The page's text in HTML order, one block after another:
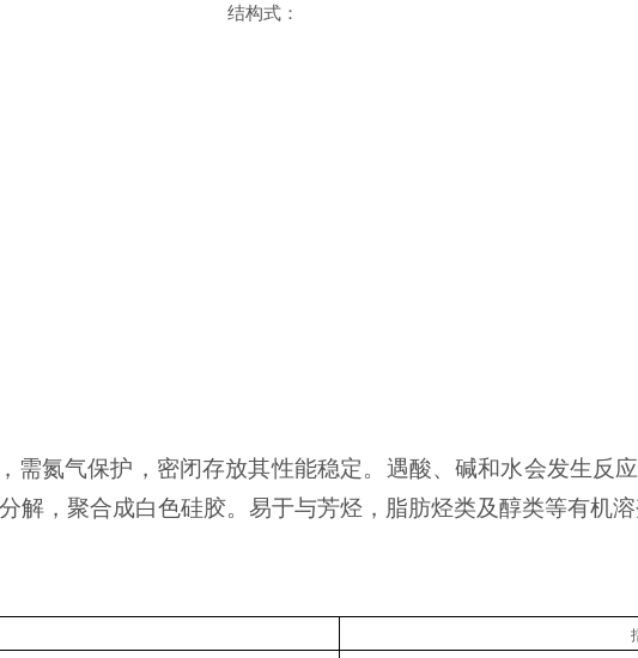
结构式：
，需氮气保护，密闭存放其性能稳定。遇酸、碱和水会发生反
解，聚合成白色硅胶。易于与芳烃，脂肪烃类及醇类等有机溶